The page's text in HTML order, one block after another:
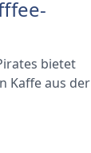
bietet
Kaffe aus der